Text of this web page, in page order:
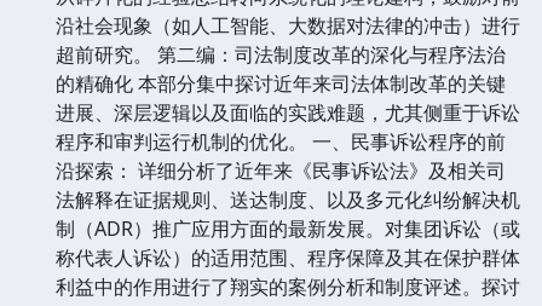
沿社会现象（如人工智能、大数据对法律的冲击）进行
超前研究。 第二编：司法制度改革的深化与程序法治
的精确化 本部分集中探讨近年来司法体制改革的关键
进展、深层逻辑以及面临的实践难题，尤其侧重于诉讼
程序和审判运行机制的优化。 一、民事诉讼程序的前
沿探索： 详细分析了近年来《民事诉讼法》及相关司
法解释在证据规则、送达制度、以及多元化纠纷解决机
制（ADR）推广应用方面的最新发展。对集团诉讼（或
称代表人诉讼）的适用范围、程序保障及其在保护群体
利益中的作用进行了翔实的案例分析和制度评述。探讨